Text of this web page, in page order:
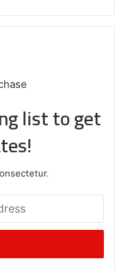
list to get